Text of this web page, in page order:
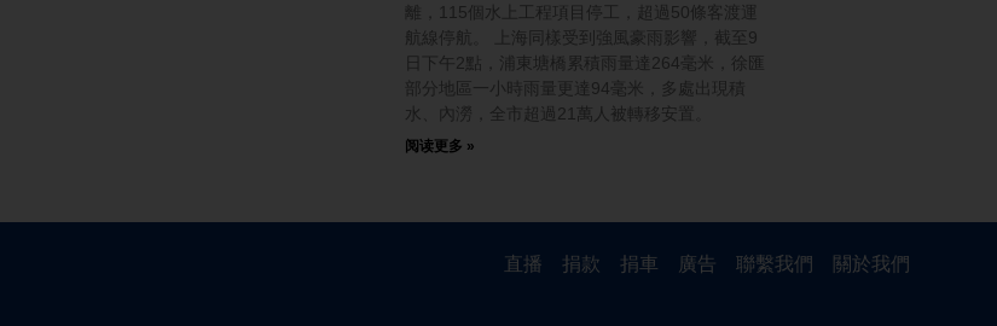
離，115個水上工程項目停工，超過50條客渡運
航線停航。 上海同樣受到強風豪雨影響，截至9
日下午2點，浦東塘橋累積雨量達264毫米，徐匯
部分地區一小時雨量更達94毫米，多處出現積
水、內澇，全市超過21萬人被轉移安置。
阅读更多 »
直播 捐款 捐車 廣告 聯繫我們 關於我們